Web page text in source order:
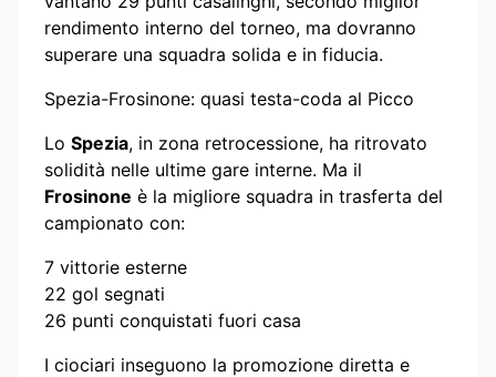
rendimento interno del torneo, ma dovranno
superare una squadra solida e in fiducia.
Spezia-Frosinone: quasi testa-coda al Picco
Lo Spezia, in zona retrocessione, ha ritrovato
solidità nelle ultime gare interne. Ma il
Frosinone è la migliore squadra in trasferta del
campionato con:
7 vittorie esterne
22 gol segnati
26 punti conquistati fuori casa
I ciociari inseguono la promozione diretta e